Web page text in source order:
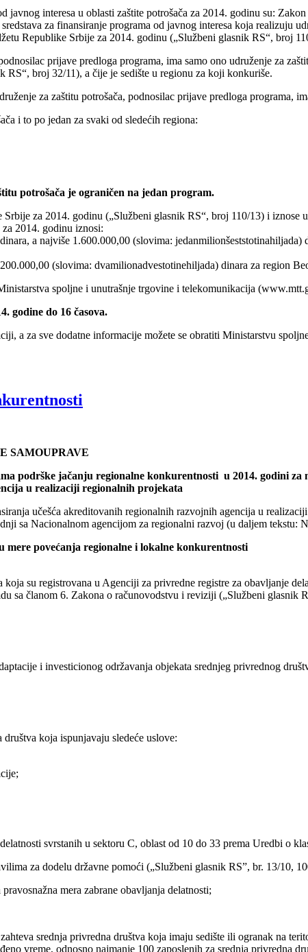
javnog interesa u oblasti zaštite potrošača za 2014. godinu su:
za finansiranje programa od javnog interesa koja realizuju
Republike Srbije za 2014. godinu („Službeni glasnik RS“, broj
prijave predloga programa, ima samo ono udruženje za
RS“, broj 32/11), a čije je sedište u regionu za koji konkuriše.
za zaštitu potrošača, podnosilac prijave predloga programa,
i to po jedan za svaki od sledećih regiona:
potrošača je ograničen na jedan program.
za 2014. godinu („Službeni glasnik RS“, broj 110/13) i
2014. godinu iznosi:
a najviše 1.600.000,00 (slovima:
(slovima: dvamilionadvestotinehiljada) dinara za region
spoljne i unutrašnje trgovine i telekomunikacija
godine do 16 časova.
a za sve dodatne informacije možete se obratiti Ministarstvu
SAMOUPRAVE
podrške jačanju regionalne konkurentnosti u 2014. godini
u realizaciji regionalnih projekata
učešća akreditovanih regionalnih razvojnih agencija u
sa Nacionalnom agencijom za regionalni razvoj (u daljem tekstu:
mere povećanja regionalne i lokalne konkurentnosti
su registrovana u Agenciji za privredne registre za obavljanje
sa članom 6. Zakona o računovodstvu i reviziji („Službeni glasnik
i investicionog održavanja objekata srednjeg privrednog
koja ispunjavaju sledeće uslove:
svrstanih u sektoru C, oblast od 10 do 33 prema Uredbi o
za dodelu državne pomoći („Službeni glasnik RS”, br. 13/10,
mera zabrane obavljanja delatnosti;
srednja privredna društva koja imaju sedište ili ogranak na
vreme, odnosno najmanje 100 zaposlenih za srednja privredna